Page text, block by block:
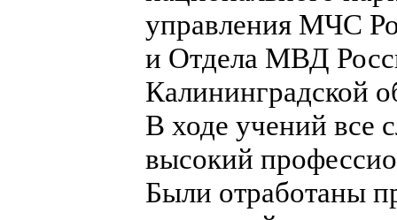
управления МЧС
и Отдела МВД
Калининградской
В ходе учений все
высокий
Были отработаны